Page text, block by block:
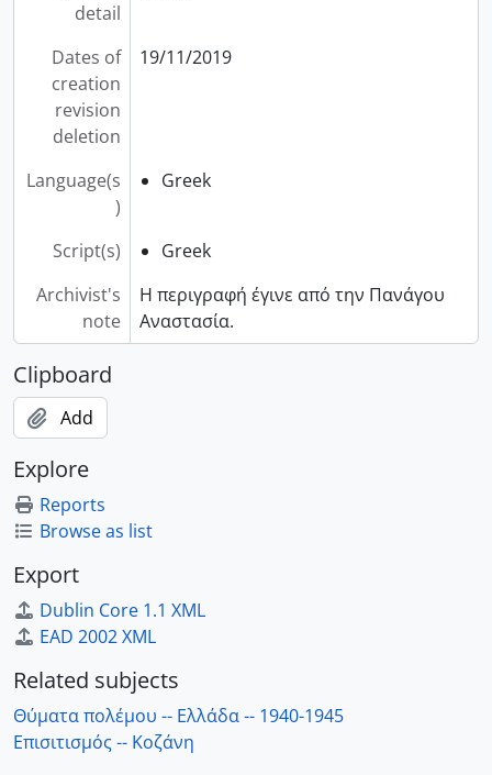
detail
Dates of
creation
revision
deletion
19/11/2019
Language(s
)
Greek
Script(s)
Greek
Archivist's
note
Η περιγραφή έγινε από την Πανάγου
Αναστασία.
Clipboard
Add
Explore
Reports
Browse as list
Export
Dublin Core 1.1 XML
EAD 2002 XML
Related subjects
Θύματα πολέμου -- Ελλάδα -- 1940-1945
Επισιτισμός -- Κοζάνη